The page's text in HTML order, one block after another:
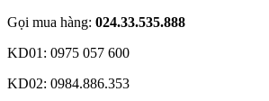
Gọi mua hàng: 024.33.535.888
KD01: 0975 057 600
KD02: 0984.886.353